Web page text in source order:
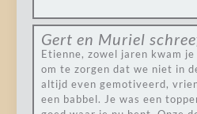
Gert en Muriel
Etienne, zowel jaren kwam
om te zorgen dat we niet in
altijd even gemotiveerd,
een babbel. Je was een